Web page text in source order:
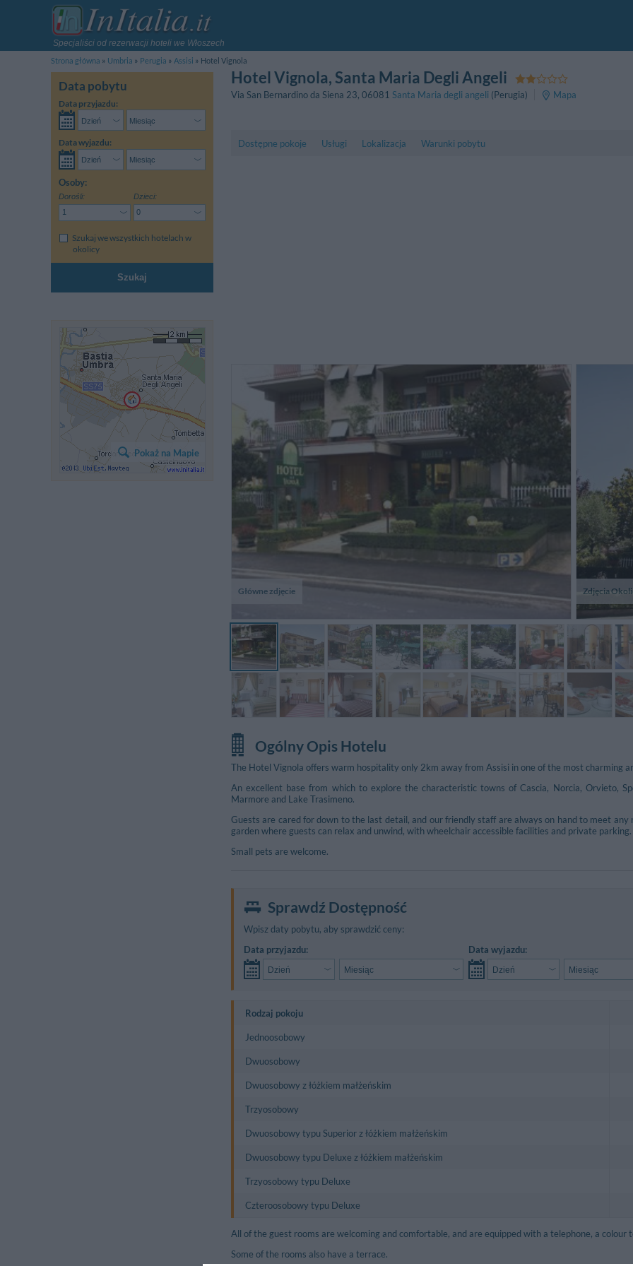
Specjaliści od rezerwacji hoteli we Włoszech
Strona główna
Umbria Perugia Assisi Hotel Vignola
Data pobytu
Data przyjazdu:
Data wyjazdu:
Osoby:
Dorośli: Dzieci:
Szukaj we wszystkich hotelach w
okolicy
Szukaj
Hotel Vignola, Santa Maria Degli Angeli
Via San Bernardino da Siena 23, 06081 Santa Maria degli angeli (Perugia) Mapa
Dostępne pokoje Usługi Lokalizacja Warunki pobytu
Główne zdjęcie Zdjęcia
L'antipathie de la patronne de
l'hotel et la médiocrité du petit
déjeuner (tout en sachet et en
quantité réduite) sont les 2 points
ROUGERIE,
Unica pecca: il bagno troppo
piccolo! Per il resto molto
accoglienza e disponibilità!
Francesco,
Il
tutti
Ogólny Opis Hotelu
The Hotel Vignola offers warm hospitality only 2km away from Assisi in one of the most charming
An excellent base from which to explore the characteristic towns of Cascia, Norcia, Orvieto,
Marmore and Lake Trasimeno.
Guests are cared for down to the last detail, and our friendly staff are always on hand to meet any
garden where guests can relax and unwind, with wheelchair accessible facilities and private parking.
Small pets are welcome.
Sprawdź Dostępność
Wpisz daty pobytu, aby sprawdzić ceny:
Data przyjazdu:
Data wyjazdu:
Rodzaj pokoju
Jednoosobowy
Dwuosobowy
Dwuosobowy z łóżkiem małżeńskim
Trzyosobowy
Dwuosobowy typu Superior z łóżkiem małżeńskim
Dwuosobowy typu Deluxe z łóżkiem małżeńskim
Trzyosobowy typu Deluxe
Czteroosobowy typu Deluxe
All of the guest rooms are welcoming and comfortable, and are equipped with a telephone, a colour
Some of the rooms also have a terrace.
Pokaż na Mapie